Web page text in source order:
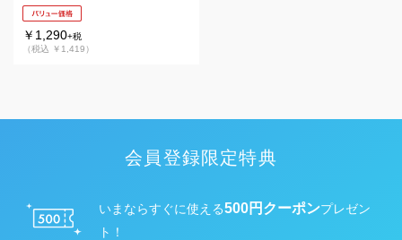
￥1,290+税
（税込 ￥1,419）
会員登録限定特典
いまならすぐに使える500円クーポンプレゼン
ト！